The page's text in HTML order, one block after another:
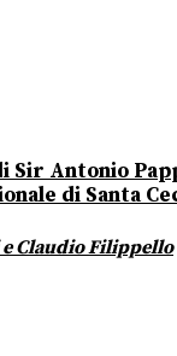
Sir Antonio
di Santa
e Claudio Filippello